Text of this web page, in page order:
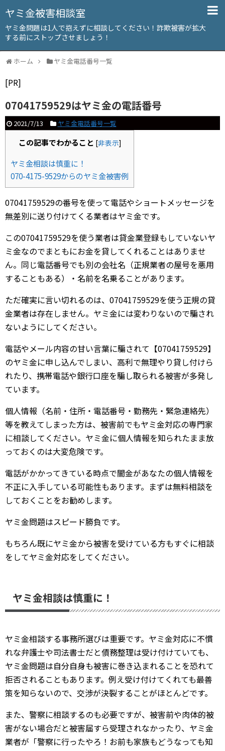
ヤミ金被害相談室
ヤミ金問題は1人で抱えずに相談してください！詐欺被害が拡大
する前にストップさせましょう！
ホーム ヤミ金電話番号一覧
[PR]
07041759529はヤミ金の電話番号
2021/7/13 ヤミ金電話番号一覧
この記事でわかること [非表示]
ヤミ金相談は慎重に！
070-4175-9529からのヤミ金被害例
07041759529の番号を使って電話やショートメッセージを
無差別に送り付けてくる業者はヤミ金です。
この07041759529を使う業者は貸金業登録もしていないヤ
ミ金なのでまともにお金を貸してくれることはありませ
ん。同じ電話番号でも別の会社名（正規業者の屋号を悪用
することもある）・名前を名乗ることがあります。
ただ確実に言い切れるのは、07041759529を使う正規の貸
金業者は存在しません。ヤミ金には変わりないので騙され
ないようにしてください。
電話やメール内容の甘い言葉に騙されて【07041759529】
のヤミ金に申し込んでしまい、高利で無理やり貸し付けら
れたり、携帯電話や銀行口座を騙し取られる被害が多発し
ています。
個人情報（名前・住所・電話番号・勤務先・緊急連絡先）
等を教えてしまった方は、被害前でもヤミ金対応の専門家
に相談してください。ヤミ金に個人情報を知られたまま放
っておくのは大変危険です。
電話がかかってきている時点で闇金があなたの個人情報を
不正に入手している可能性もあります。まずは無料相談を
しておくことをお勧めします。
ヤミ金問題はスピード勝負です。
もちろん既にヤミ金から被害を受けている方もすぐに相談
をしてヤミ金対応をしてください。
ヤミ金相談は慎重に！
ヤミ金相談する事務所選びは重要です。ヤミ金対応に不慣
れな弁護士や司法書士だと債務整理は受け付けていても、
ヤミ金問題は自分自身も被害に巻き込まれることを恐れて
拒否されることもあります。例え受け付けてくれても最善
策を知らないので、交渉が決裂することがほとんどです。
また、警察に相談するのも必要ですが、被害前や肉体的被
害がない場合だと被害届すら受理されなかったり、ヤミ金
業者が「警察に行ったやろ！お前も家族もどうなっても知